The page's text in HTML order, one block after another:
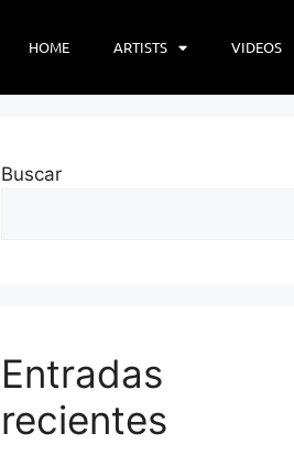
HOME ARTISTS VIDEOS
Buscar
Entradas
recientes